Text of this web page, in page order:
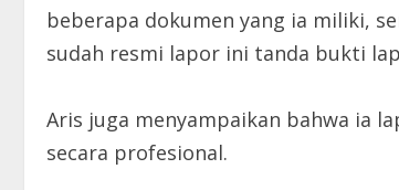
beberapa dokumen yang ia miliki,
sudah resmi lapor ini tanda bukti
Aris juga menyampaikan bahwa ia
secara profesional.